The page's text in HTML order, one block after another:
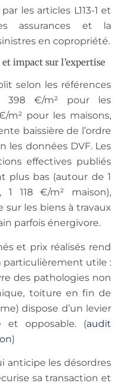
les articles L113-1 et
assurances et la
en copropriété.
impact sur l’expertise
selon les références
398 €/m² pour les
m² pour les maisons,
baissière de l’ordre
les données DVF. Les
effectives publiés
plus bas (autour de 1
118 €/m² maison),
les biens à travaux
parfois énergivore.
et prix réalisés rend
particulièrement utile :
des pathologies non
toiture en fin de
dispose d’un levier
et opposable. (audit
)
anticipe les désordres
sa transaction et